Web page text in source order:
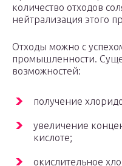
количество отходов
нейтрализация этого
Отходы можно с
промышленности.
возможностей:
получение
увеличение
кислоте;
окислительное